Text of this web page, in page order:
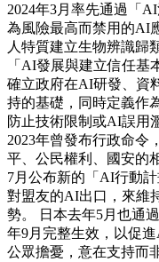
2024年3月率先通過「
為風險最高而禁用的AI
人特質建立生物辨識歸
「AI發展與建立信任基
確立政府在AI研發、資
持的基礎，同時定義作
防止技術限制或AI誤用
2023年曾發布行政命令
平、公民權利、國安的
7月公布新的「AI行動
對盟友的AI出口，來維
勢。 日本去年5月也通
年9月完整生效，以促
公眾擔憂，意在支持而